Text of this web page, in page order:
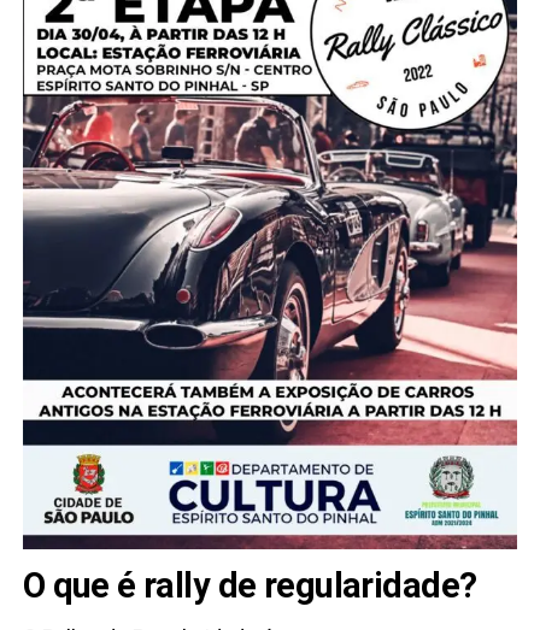
O que é rally de regularidade?